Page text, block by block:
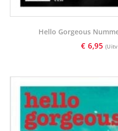
Hello Gorgeous
€ 6,95